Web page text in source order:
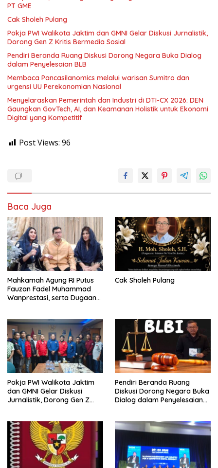
PT GME
Cak Sholeh Pulang
Pokja PWI Walikota Jaktim dan GMNI Gelar Diskusi Jurnalistik,
Dorong Gen Z Kritis Bermedia Sosial
Pendiri Beranda Ruang Diskusi Dorong Negara Buka Dialog
dalam Penyelesaian BLB
Membaca Pancasilanomics melalui warisan Sumitro dan
urgensi UU Perekonomian Nasional
Menyelaraskan Pemerintah dan Industri di DTI-CX 2026: DEN
Gaungkan GovTech, AI, dan Keamanan Holistik untuk Ekonomi
Digital yang Kompetitif
Post Views: 96
Baca Juga
Mahkamah Agung RI Putus
Fauzan Fadel Muhammad
Wanprestasi, serta Dugaan
Cak Sholeh Pulang
Pokja PWI Walikota Jaktim
dan GMNI Gelar Diskusi
Jurnalistik, Dorong Gen Z
Pendiri Beranda Ruang
Diskusi Dorong Negara Buka
Dialog dalam Penyelesaian